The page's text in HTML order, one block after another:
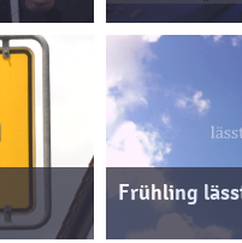
Frühling